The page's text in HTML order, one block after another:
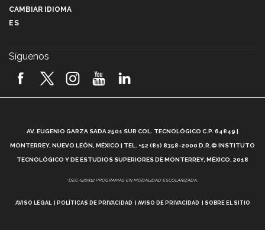
2026! (video)
¿Cómo es el Modelo Educativo Tec? (video)
Vida Tec: Feminismo e Inteligencia Artificial, Paola
CAMBIAR IDIOMA
ES
Síguenos
AV. EUGENIO GARZA SADA 2501 SUR COL. TECNOLÓGICO C.P. 64849 |
MONTERREY, NUEVO LEÓN, MÉXICO | TEL. +52 (81) 8358-2000 D.R.© INSTITUTO
TECNOLÓGICO Y DE ESTUDIOS SUPERIORES DE MONTERREY, MÉXICO. 2018
*DEC-520912 PROGRAMAS EN MODALIDAD ESCOLARIZADA.
AVISO LEGAL POLÍTICAS DE PRIVACIDAD AVISO DE PRIVACIDAD SOBRE EL SITIO